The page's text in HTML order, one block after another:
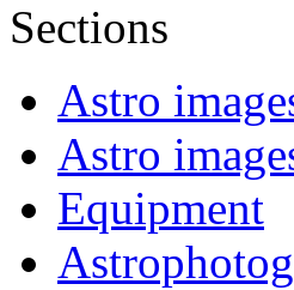
Sections
Astro
Astro
Equipment